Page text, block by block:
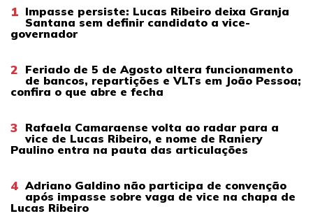
1 Impasse persiste: Lucas Ribeiro deixa Granja
Santana sem definir candidato a vice-
governador
2 Feriado de 5 de Agosto altera funcionamento
de bancos, repartições e VLTs em João Pessoa;
confira o que abre e fecha
3 Rafaela Camaraense volta ao radar para a
vice de Lucas Ribeiro, e nome de Raniery
Paulino entra na pauta das articulações
4 Adriano Galdino não participa de convenção
após impasse sobre vaga de vice na chapa de
Lucas Ribeiro